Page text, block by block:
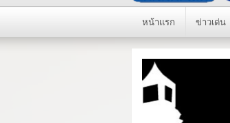
หน้าแรก ข่าวเด่น